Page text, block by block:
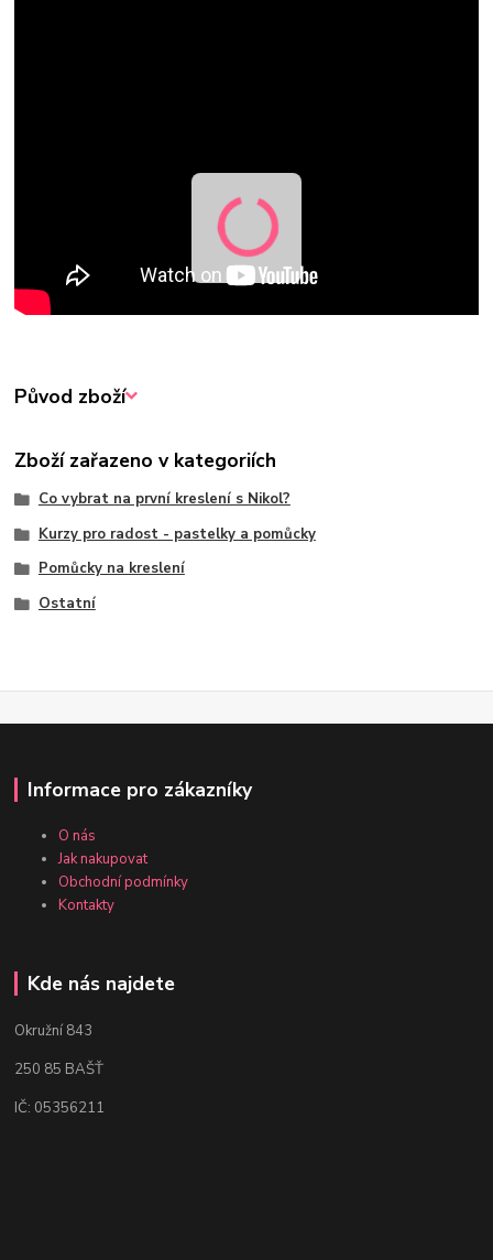
Původ zboží
Zboží zařazeno v kategoriích
Co vybrat na první kreslení s Nikol?
Kurzy pro radost - pastelky a pomůcky
Pomůcky na kreslení
Ostatní
Informace pro zákazníky
O nás
Jak nakupovat
Obchodní podmínky
Kontakty
Kde nás najdete
Okružní 843
250 85 BAŠŤ
IČ: 05356211